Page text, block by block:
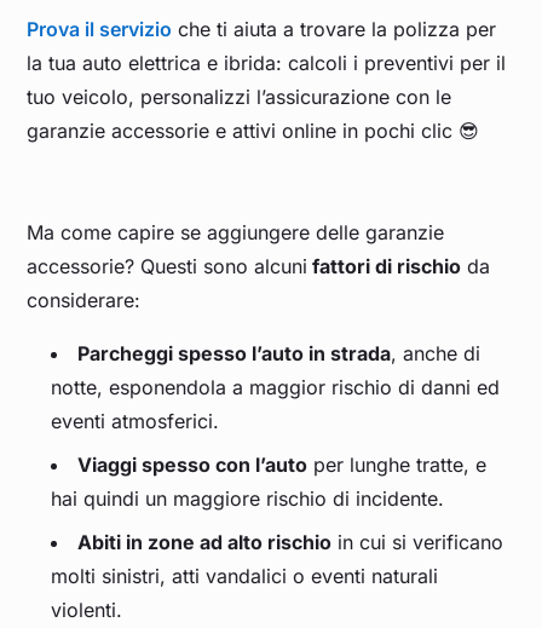
Prova il servizio che ti aiuta a trovare la polizza per
la tua auto elettrica e ibrida: calcoli i preventivi per il
tuo veicolo, personalizzi l’assicurazione con le
garanzie accessorie e attivi online in pochi clic 😎
Ma come capire se aggiungere delle garanzie
accessorie? Questi sono alcuni fattori di rischio da
considerare:
Parcheggi spesso l’auto in strada, anche di
notte, esponendola a maggior rischio di danni ed
eventi atmosferici.
Viaggi spesso con l’auto per lunghe tratte, e
hai quindi un maggiore rischio di incidente.
Abiti in zone ad alto rischio in cui si verificano
molti sinistri, atti vandalici o eventi naturali
violenti.